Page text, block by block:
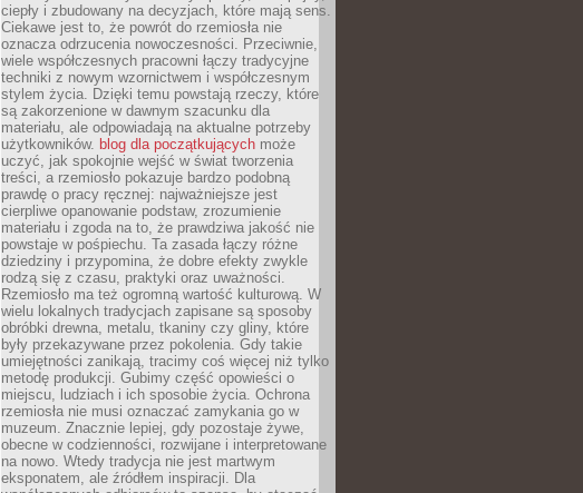
ciepły i zbudowany na decyzjach, które mają sens.
Ciekawe jest to, że powrót do rzemiosła nie
oznacza odrzucenia nowoczesności. Przeciwnie,
wiele współczesnych pracowni łączy tradycyjne
techniki z nowym wzornictwem i współczesnym
stylem życia. Dzięki temu powstają rzeczy, które
są zakorzenione w dawnym szacunku dla
materiału, ale odpowiadają na aktualne potrzeby
użytkowników. blog dla początkujących może
uczyć, jak spokojnie wejść w świat tworzenia
treści, a rzemiosło pokazuje bardzo podobną
prawdę o pracy ręcznej: najważniejsze jest
cierpliwe opanowanie podstaw, zrozumienie
materiału i zgoda na to, że prawdziwa jakość nie
powstaje w pośpiechu. Ta zasada łączy różne
dziedziny i przypomina, że dobre efekty zwykle
rodzą się z czasu, praktyki oraz uważności.
Rzemiosło ma też ogromną wartość kulturową. W
wielu lokalnych tradycjach zapisane są sposoby
obróbki drewna, metalu, tkaniny czy gliny, które
były przekazywane przez pokolenia. Gdy takie
umiejętności zanikają, tracimy coś więcej niż tylko
metodę produkcji. Gubimy część opowieści o
miejscu, ludziach i ich sposobie życia. Ochrona
rzemiosła nie musi oznaczać zamykania go w
muzeum. Znacznie lepiej, gdy pozostaje żywe,
obecne w codzienności, rozwijane i interpretowane
na nowo. Wtedy tradycja nie jest martwym
eksponatem, ale źródłem inspiracji. Dla